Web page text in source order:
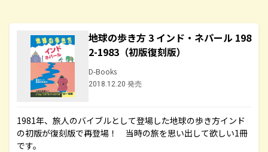
地球の歩き方 3 インド・ネパール 198
2-1983（初版復刻版）
D-Books
2018.12.20 発売
1981年、旅人のバイブルとして登場した地球の歩き方インド
の初版が復刻版で再登場！ 当時の旅を思い出して欲しい1冊
です。